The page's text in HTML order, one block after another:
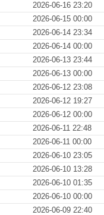
2026-06-16 23:20
2026-06-15 00:00
2026-06-14 23:34
2026-06-14 00:00
2026-06-13 23:44
2026-06-13 00:00
2026-06-12 23:08
2026-06-12 19:27
2026-06-12 00:00
2026-06-11 22:48
2026-06-11 00:00
2026-06-10 23:05
2026-06-10 13:28
2026-06-10 01:35
2026-06-10 00:00
2026-06-09 22:40